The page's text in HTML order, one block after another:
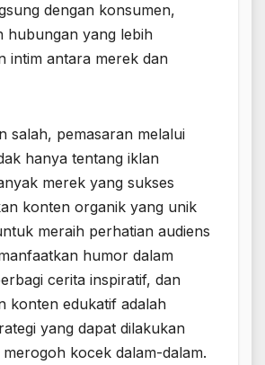
dengan konsumen,
hubungan yang lebih
intim antara merek dan
salah, pemasaran melalui
hanya tentang iklan
merek yang sukses
konten organik yang unik
meraih perhatian audiens
humor dalam
cerita inspiratif, dan
konten edukatif adalah
yang dapat dilakukan
kocek dalam-dalam.